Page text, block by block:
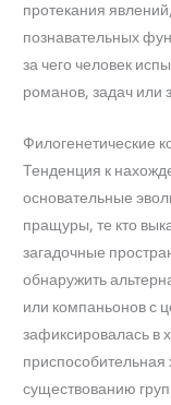
протекания
познавательных
за чего человек
романов, задач
Филогенетические
Тенденция к
основательные
пращуры, те кто
загадочные
обнаружить
или компаньонов с
зафиксировалась в
приспособительная
существованию